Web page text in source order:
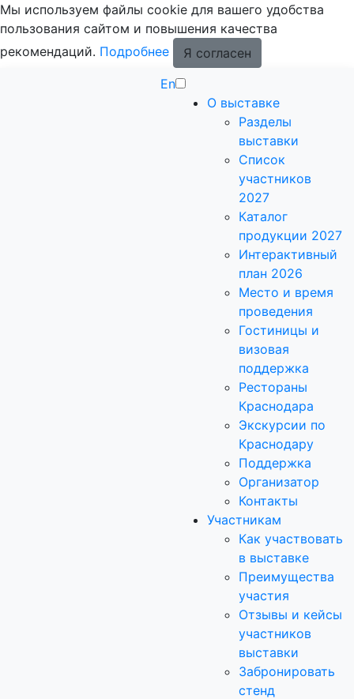
Мы используем файлы cookie для вашего удобства
пользования сайтом и повышения качества
рекомендаций. Подробнее
Я согласен
En
О выставке
Разделы
выставки
Список
участников
2027
Каталог
продукции 2027
Интерактивный
план 2026
Место и время
проведения
Гостиницы и
визовая
поддержка
Рестораны
Краснодара
Экскурсии по
Краснодару
Поддержка
Организатор
Контакты
Участникам
Как участвовать
в выставке
Преимущества
участия
Отзывы и кейсы
участников
выставки
Забронировать
стенд